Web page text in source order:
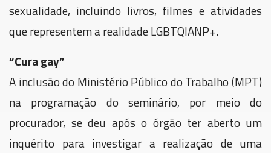
sexualidade, incluindo livros, filmes e atividades
que representem a realidade LGBTQIANP+.
“Cura gay”
A inclusão do Ministério Público do Trabalho (MPT)
na programação do seminário, por meio do
procurador, se deu após o órgão ter aberto um
inquérito para investigar a realização de uma